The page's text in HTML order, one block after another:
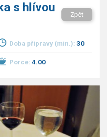
s hlívou
Zpět
Doba přípravy (min.): 30
Porce: 4.00